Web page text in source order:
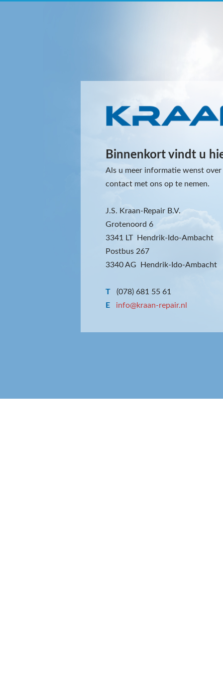
Binnenkort vindt u
Als u meer informatie wenst
contact met ons op te nemen.
J.S. Kraan-Repair B.V.
Grotenoord 6
3341 LT Hendrik-Ido-Ambacht
Postbus 267
3340 AG Hendrik-Ido-Ambacht
T
(078) 681 55 61
E
info@kraan-repair.nl